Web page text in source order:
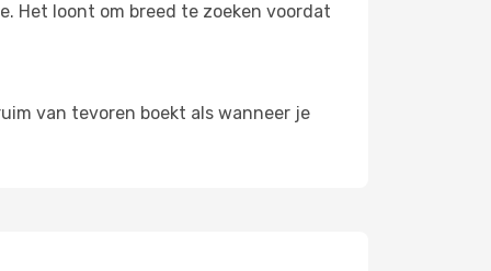
Het loont om breed te zoeken voordat
van tevoren boekt als wanneer je